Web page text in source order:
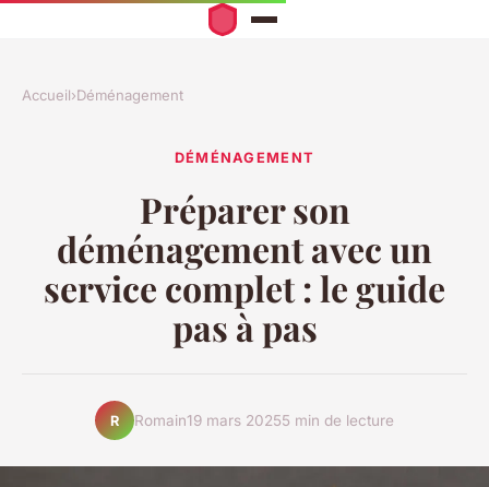
Accueil›Déménagement
DÉMÉNAGEMENT
Préparer son
déménagement avec un
service complet : le guide
pas à pas
R Romain19 mars 20255 min de lecture